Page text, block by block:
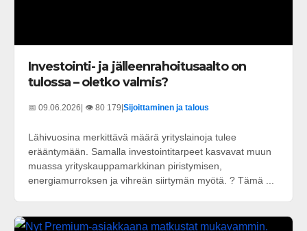
Investointi- ja jälleenrahoitusaalto on
tulossa – oletko valmis?
📅 09.06.2026 | 👁️ 80 179 Sijoittaminen ja talous
Lähivuosina merkittävä määrä yrityslainoja tulee
erääntymään. Samalla investointitarpeet kasvavat muun
muassa yrityskauppamarkkinan piristymisen,
energiamurroksen ja vihreän siirtymän myötä. ? Tämä ...